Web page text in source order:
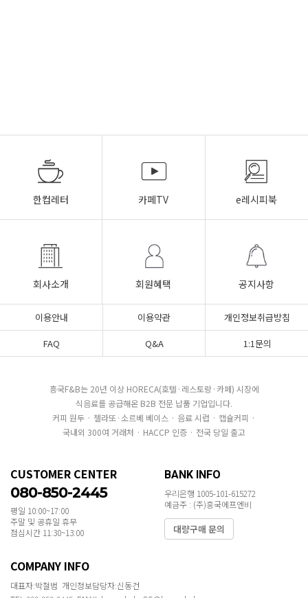
한컵레터 카페TV e레시피북
회사소개 회원혜택 공지사항
이용안내 이용약관
개인정보취급방침
FAQ
Q&A 1:1문의
흥국F&B는 20년 이상 HORECA(호텔·레스토랑·카페) 시장에
식음료를 공급해온 B2B 전문 납품 기업입니다.
커피 원두 · 젤라또·소르베 베이스 · 음료 시럽 · 캡슐커피 ·
국내외 300여 거래처 · HACCP 인증 · 전국 당일 출고
CUSTOMER CENTER
080-850-2445
평일 10:00~17:00
주말 및 공휴일 휴무
점심시간 11:30~13:00
BANK INFO
우리은행 1005-101-615272
예금주 : (주)흥국에프엔비
대량구매 문의
COMPANY INFO
대표자:박철범 개인정보담당자:신동건